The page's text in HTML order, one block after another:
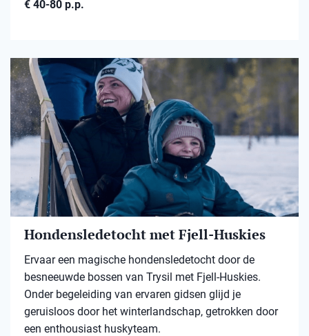
€ 40-80 p.p.
Hondensledetocht met Fjell-Huskies
Ervaar een magische hondensledetocht door de
besneeuwde bossen van Trysil met Fjell-Huskies.
Onder begeleiding van ervaren gidsen glijd je
geruisloos door het winterlandschap, getrokken door
een enthousiast huskyteam.